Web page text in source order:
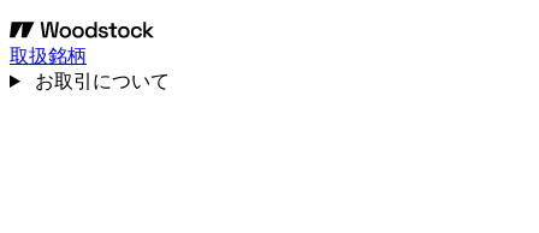
取扱銘柄
お取引について